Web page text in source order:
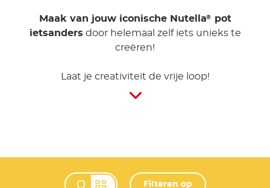
Maak van jouw iconische Nutella®
pot
ietsanders door helemaal zelf iets unieks te
creëren!
Laat je creativiteit de vrije loop!
Filteren op